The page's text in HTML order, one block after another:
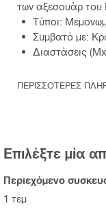
των αξεσουάρ του
Τύποι:
Συμβατό με:
Διαστάσεις
ΠΕΡΙΣΣΟΤΕΡΕΣ
Επιλέξτε μία
Περιεχόμενο
1 τεμ